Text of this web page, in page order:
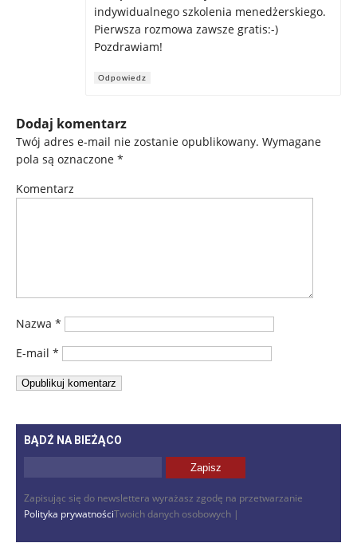
indywidualnego szkolenia menedżerskiego.
Pierwsza rozmowa zawsze gratis:-)
Pozdrawiam!
Odpowiedz
Dodaj komentarz
Twój adres e-mail nie zostanie opublikowany. Wymagane
pola są oznaczone *
Komentarz
Nazwa *
E-mail *
BĄDŹ NA BIEŻĄCO
Zapisując się do newslettera wyrażasz zgodę na przetwarzanie
Twoich danych osobowych |
Polityka prywatności